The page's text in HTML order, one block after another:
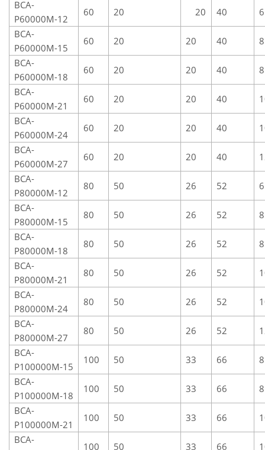
ВСА-
Р60000М-12
60 20 20 40
ВСА-
Р60000М-15
60 20 20 40
ВСА-
Р60000М-18
60 20 20 40
ВСА-
Р60000М-21
60 20 20 40
ВСА-
Р60000М-24
60 20 20 40
ВСА-
Р60000М-27
60 20 20 40
ВСА-
Р80000М-12
80 50 26 52
ВСА-
Р80000М-15
80 50 26 52
ВСА-
Р80000М-18
80 50 26 52
ВСА-
Р80000М-21
80 50 26 52
ВСА-
Р80000М-24
80 50 26 52
ВСА-
Р80000М-27
80 50 26 52
ВСА-
Р100000М-15
100 50 33 66
ВСА-
Р100000М-18
100 50 33 66
ВСА-
Р100000М-21
100 50 33 66
ВСА-
100 50 33 66